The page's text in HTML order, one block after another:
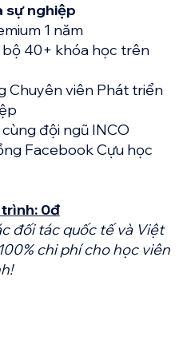
sự nghiệp
1 năm
40+ khóa học trên
Chuyên viên Phát triển
đội ngũ INCO
Facebook Cựu học
0đ
đối tác quốc tế và Việt
chi phí cho học viên